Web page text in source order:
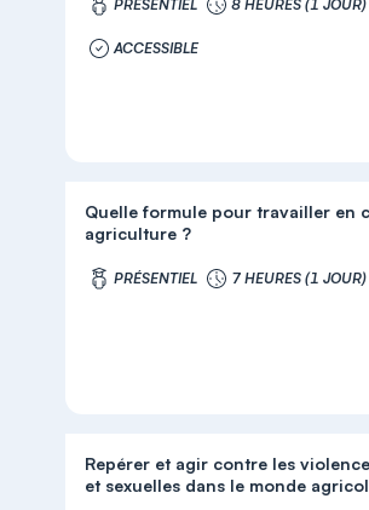
PRÉSENTIEL 8 HEURES (1 JOUR)
ACCESSIBLE
Quelle formule pour travailler en
agriculture ?
PRÉSENTIEL 7 HEURES (1 JOUR)
Repérer et agir contre les
et sexuelles dans le monde